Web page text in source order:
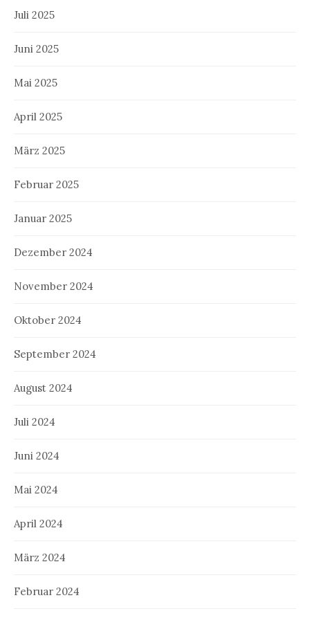
Juli 2025
Juni 2025
Mai 2025
April 2025
März 2025
Februar 2025
Januar 2025
Dezember 2024
November 2024
Oktober 2024
September 2024
August 2024
Juli 2024
Juni 2024
Mai 2024
April 2024
März 2024
Februar 2024